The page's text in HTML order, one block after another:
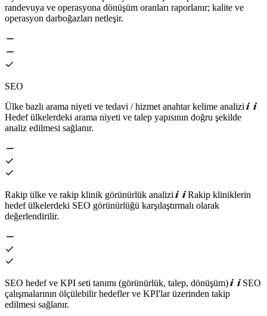
randevuya ve operasyona dönüşüm oranları raporlanır; kalite ve
operasyon darboğazları netleşir.
SEO
Ülke bazlı arama niyeti ve tedavi / hizmet anahtar kelime analizi
Hedef ülkelerdeki arama niyeti ve talep yapısının doğru şekilde
analiz edilmesi sağlanır.
Rakip ülke ve rakip klinik görünürlük analizi
Rakip kliniklerin
hedef ülkelerdeki SEO görünürlüğü karşılaştırmalı olarak
değerlendirilir.
SEO hedef ve KPI seti tanımı (görünürlük, talep, dönüşüm)
SEO
çalışmalarının ölçülebilir hedefler ve KPI'lar üzerinden takip
edilmesi sağlanır.